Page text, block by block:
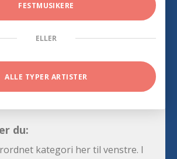
FESTMUSIKERE
ELLER
ALLE TYPER ARTISTER
du:
kategori her til venstre. I